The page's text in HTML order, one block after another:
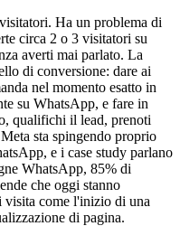
Ha un problema di
circa 2 o 3 visitatori su
averti mai parlato. La
di conversione: dare ai
nel momento esatto in
su WhatsApp, e fare in
qualifichi il lead, prenoti
sta spingendo proprio
e i case study parlano
WhatsApp, 85% di
che oggi stanno
visita come l'inizio di una
di pagina.